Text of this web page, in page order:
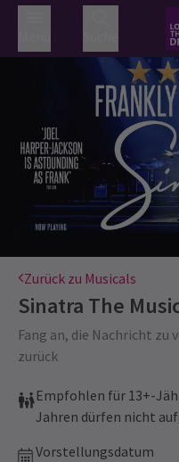
Zurück zu Musicals
Sinatra The
Fang an, die Nachricht
zurück
Empfohlen für 13+-
Jahren dürfen nicht
Vorstellungsdatum